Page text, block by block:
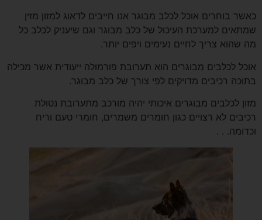
כאשר בוחרים אוכל לכלב מבוגר אנו חייבים לדאוג למזון מזין
שמתאים למערכת העיכול של כלב מבוגר וגם שיעניק לכלב כל
מה שהוא צריך לחיים נעימים ויפים יותר.
אוכל לכלבים מבוגרים הוא תערובת פורמולה ייעודית אשר מכילה
בתוכה רכיבים מדויקים לפי צורך של כלב מבוגר.
מזון לכלבים מבוגרים איכותי יהיה מורכב מתערובת נטולת
רכיבים לא רצויים כגון חומרים משמרים, חומרי טעם וריח
וכדומה. . .